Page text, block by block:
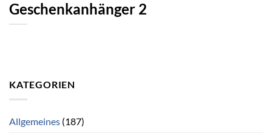
Geschenkanhänger 2
KATEGORIEN
Allgemeines (187)